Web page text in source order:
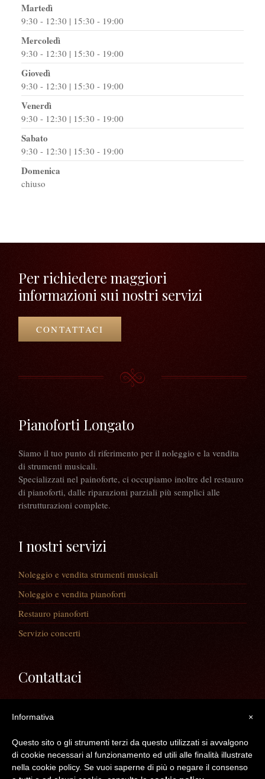
Martedì
9:30 - 12:30 | 15:30 - 19:00
Mercoledì
9:30 - 12:30 | 15:30 - 19:00
Giovedì
9:30 - 12:30 | 15:30 - 19:00
Venerdì
9:30 - 12:30 | 15:30 - 19:00
Sabato
9:30 - 12:30 | 15:30 - 19:00
Domenica
chiuso
Per richiedere maggiori
informazioni sui nostri servizi
CONTATTACI
Pianoforti Longato
Siamo il tuo punto di riferimento per il noleggio e la vendita
di strumenti musicali.
Specializzati nel painoforte, ci occupiamo inoltre del restauro
di pianoforti, dalle riparazioni parziali più semplici alle
ristrutturazioni complete.
I nostri servizi
Noleggio e vendita strumenti musicali
Noleggio e vendita pianoforti
Restauro pianoforti
Servizio concerti
Contattaci
30020 Noventa di Piave (VE)
Mail: info@longatopianoforti.it
ORARI DEL NEGOZIO
×
Informativa
Questo sito o gli strumenti terzi da questo utilizzati si avvalgono
di cookie necessari al funzionamento ed utili alle finalità illustrate
nella cookie policy. Se vuoi saperne di più o negare il consenso